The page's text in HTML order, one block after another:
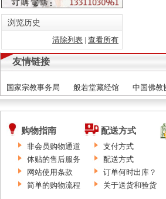
浏览历史
清除列表 | 查看所有
友情链接
国家宗教事务局 般若堂藏经馆 中国佛教
购物指南
非会员购物通道
体贴的售后服务
网站使用条款
简单的购物流程
配送方式
支付方式
配送方式
订单何时出库？
关于送货和验货